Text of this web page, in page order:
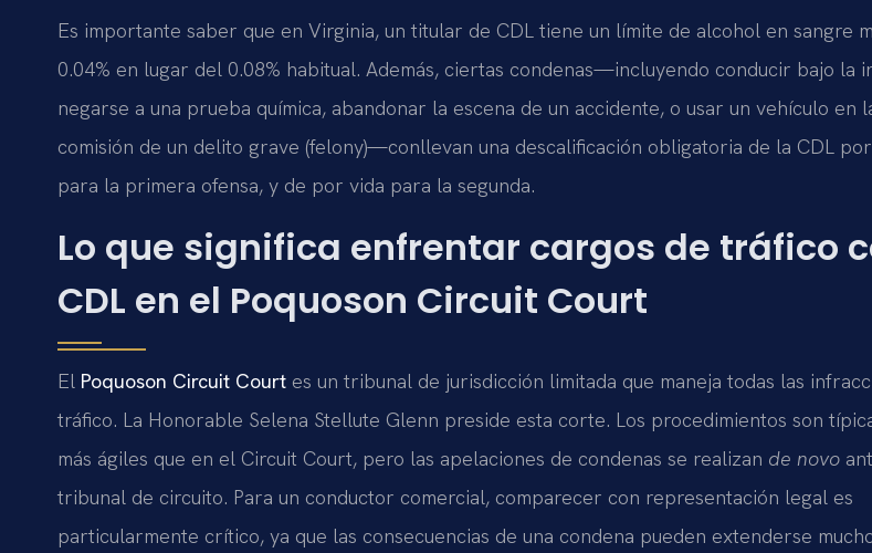
Es importante saber que en Virginia, un titular de CDL tiene un límite de alcohol en sangre
0.04% en lugar del 0.08% habitual. Además, ciertas condenas—incluyendo conducir bajo la
negarse a una prueba química, abandonar la escena de un accidente, o usar un vehículo en
comisión de un delito grave (felony)—conllevan una descalificación obligatoria de la CDL
para la primera ofensa, y de por vida para la segunda.
Lo que significa enfrentar cargos de tráfico
CDL en el Poquoson Circuit Court
El Poquoson Circuit Court es un tribunal de jurisdicción limitada que maneja todas las
tráfico. La Honorable Selena Stellute Glenn preside esta corte. Los procedimientos son
más ágiles que en el Circuit Court, pero las apelaciones de condenas se realizan de novo
tribunal de circuito. Para un conductor comercial, comparecer con representación legal es
particularmente crítico, ya que las consecuencias de una condena pueden extenderse